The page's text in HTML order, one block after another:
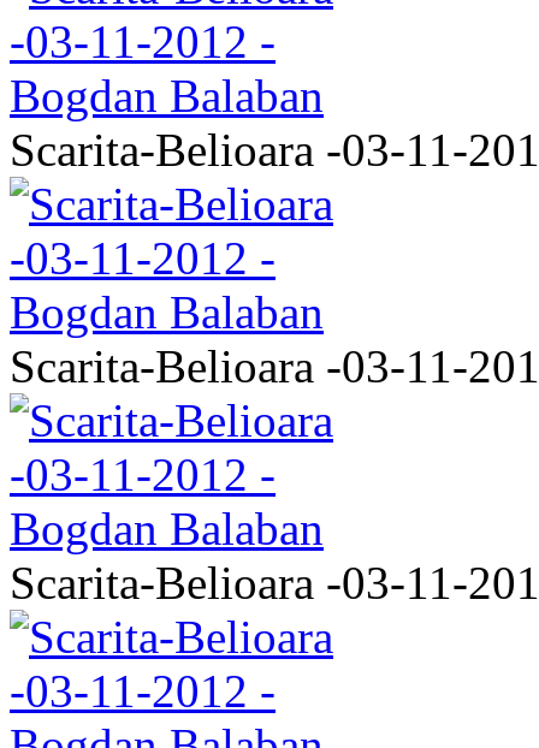
Scarita-Belioara -03-11-
Scarita-Belioara -03-11-
Scarita-Belioara -03-11-